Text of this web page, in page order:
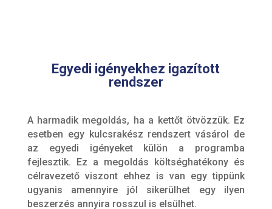
Egyedi igényekhez igazított
rendszer
A harmadik megoldás, ha a kettőt ötvözzük. Ez
esetben egy kulcsrakész rendszert vásárol de
az egyedi igényeket külön a programba
fejlesztik. Ez a megoldás költséghatékony és
célravezető viszont ehhez is van egy tippünk
ugyanis amennyire jól sikerülhet egy ilyen
beszerzés annyira rosszul is elsülhet.